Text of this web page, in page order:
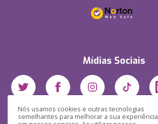
Nós usamos cookies e outras tecnologias
semelhantes para melhorar a sua experiência
Mídias Sociais